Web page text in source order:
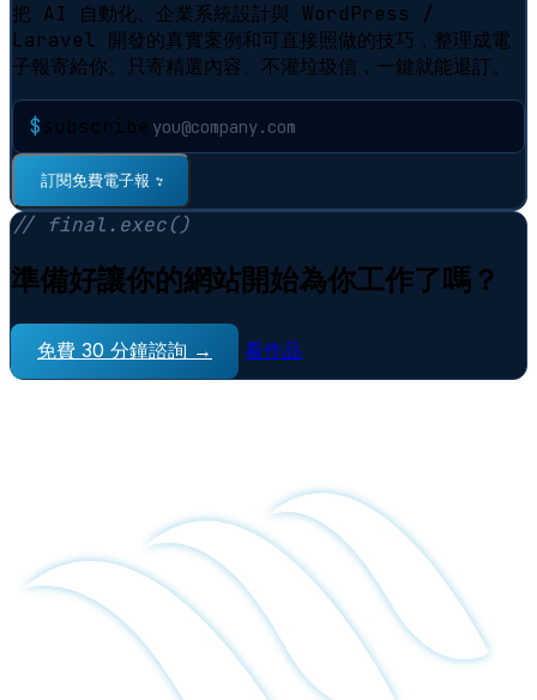
把 AI 自動化、企業系統設計與 WordPress /
Laravel 開發的真實案例和可直接照做的技巧，整理成電
子報寄給你。只寄精選內容、不灌垃圾信，一鍵就能退訂。
$subscribe
訂閱免費電子報⠋
// final.exec()
準備好讓你的網站開始為你工作了嗎？
免費 30 分鐘諮詢 → 看作品